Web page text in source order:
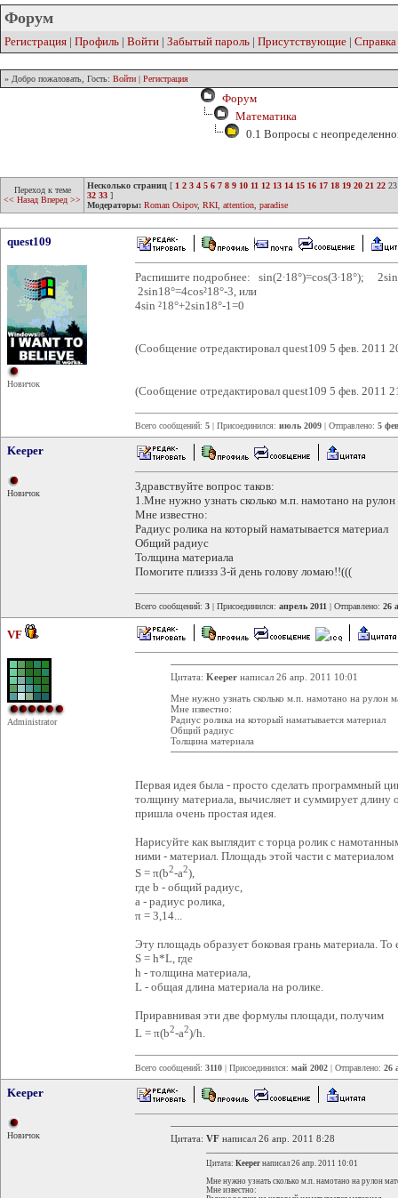
Форум
Регистрация | Профиль | Войти | Забытый пароль | Присутствующие | Справка
» Добро пожаловать, Гость: Войти | Регистрация
Форум
Математика
0.1 Вопросы с
Переход к теме
<< Назад Вперед >>
Несколько страниц [ 1 2 3 4 5 6 7 8 9 10 11 12 13 14 15 16 17 18 19 20 21 22 23
32 33 ]
Модераторы: Roman Osipov, RKI attention paradise
quest109
Новичок
Распишите подробнее: sin(2∙18°)=cos(3∙18°);
2sin18°=4cos²18°-3, или
4sin ²18°+2sin18°-1=0
(Сообщение отредактировал quest109 5 фев. 2011
(Сообщение отредактировал quest109 5 фев. 2011
Всего сообщений: 5 | Присоединился: июль 2009 | Отправлено: 5
Keeper
Новичок
Здравствуйте вопрос таков:
1.Мне нужно узнать сколько м.п. намотано на рулон
Мне известно:
Радиус ролика на который наматывается материал
Общий радиус
Толщина материала
Помогите плиззз 3-й день голову ломаю!!(((
Всего сообщений: 3 | Присоединился: апрель 2011 | Отправлено: 26
VF
Administrator
Цитата: Keeper написал 26 апр. 2011 10:01
Мне нужно узнать сколько м.п. намотано на рулон
Мне известно:
Радиус ролика на который наматывается материал
Общий радиус
Толщина материала
Первая идея была - просто сделать программный
толщину материала, вычисляет и суммирует
пришла очень простая идея.
Нарисуйте как выглядит с торца ролик с
ними - материал. Площадь этой части с материалом
S = π(b2-a2),
где b - общий радиус,
a - радиус ролика,
π = 3,14...
Эту площадь образует боковая грань материала. То
S = h*L, где
h - толщина материала,
L - общая длина материала на ролике.
Приравнивая эти две формулы площади, получим
L = π(b2-a2)/h.
Всего сообщений: 3110 | Присоединился: май 2002 | Отправлено: 26
Keeper
Новичок Цитата: VF написал 26 апр. 2011 8:28
Цитата: Keeper написал 26 апр. 2011 10:01
Мне нужно узнать сколько м.п. намотано на рулон
Мне известно: